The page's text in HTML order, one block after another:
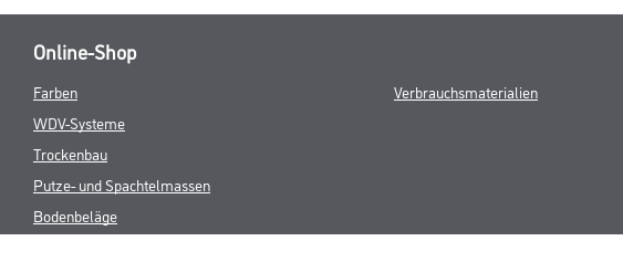
Online-Shop
Farben
WDV-Systeme
Trockenbau
Putze- und Spachtelmassen
Bodenbeläge
Verbrauchsmaterialien